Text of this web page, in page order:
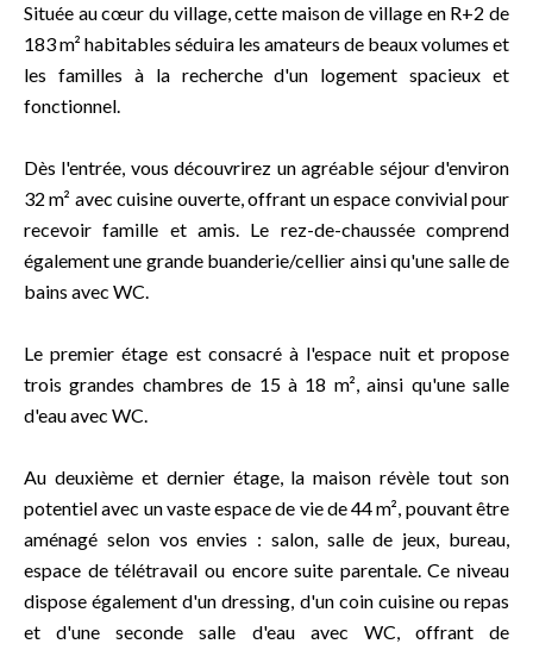
Située au cœur du village, cette maison de village en R+2 de
183 m² habitables séduira les amateurs de beaux volumes et
les familles à la recherche d'un logement spacieux et
fonctionnel.
Dès l'entrée, vous découvrirez un agréable séjour d'environ
32 m² avec cuisine ouverte, offrant un espace convivial pour
recevoir famille et amis. Le rez-de-chaussée comprend
également une grande buanderie/cellier ainsi qu'une salle de
bains avec WC.
Le premier étage est consacré à l'espace nuit et propose
trois grandes chambres de 15 à 18 m², ainsi qu'une salle
d'eau avec WC.
Au deuxième et dernier étage, la maison révèle tout son
potentiel avec un vaste espace de vie de 44 m², pouvant être
aménagé selon vos envies : salon, salle de jeux, bureau,
espace de télétravail ou encore suite parentale. Ce niveau
dispose également d'un dressing, d'un coin cuisine ou repas
et d'une seconde salle d'eau avec WC, offrant de